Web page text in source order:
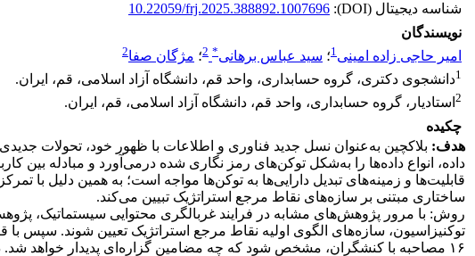
شناسه دیجیتال (DOI):
10.22059/frj.2025.388892.1007696
نویسندگان
امیر حاجی زاده امینی1؛ سید عباس برهانی*
2؛ مژگان صفا2
1دانشجوی دکتری، گروه حسابداری، واحد قم، دانشگاه آزاد اسلامی، قم، ایران.
2 استادیار، گروه حسابداری، واحد قم، دانشگاه آزاد اسلامی، قم، ایران.
چکیده
هدف: بلاکچین‌ به‌عنوان نسل جدید فناوری و اطلاعات با ظهور خود، تحولات
داده، انواع داده‌ها را به‌شکل توکن‌های رمز نگاری شده درمی‌آورد و مبادله بین
قابلیت‌ها و زمینه‌های تبدیل دارایی‌ها به توکن‌ها مواجه است؛ به همین دلیل با
ساختاری مبتنی بر سازه‌های نقاط مرجع استراتژیک تبیین می‌کند.
روش: با مرور پژوهش‌های مشابه در فرایند غربالگری محتوایی سیستماتیک،
توکنیزاسیون، سازه‌های الگوی اولیه نقاط مرجع استراتژیک تعیین شوند. سپس
۱۶ مصاحبه با کنشگران، مشخص شود که چه مضامین گزاره‌ای پدیدار خواهد